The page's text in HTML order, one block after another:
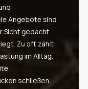
Angebote sind
Sicht gedacht.
Zu oft zählt
im Alltag.
schließen.